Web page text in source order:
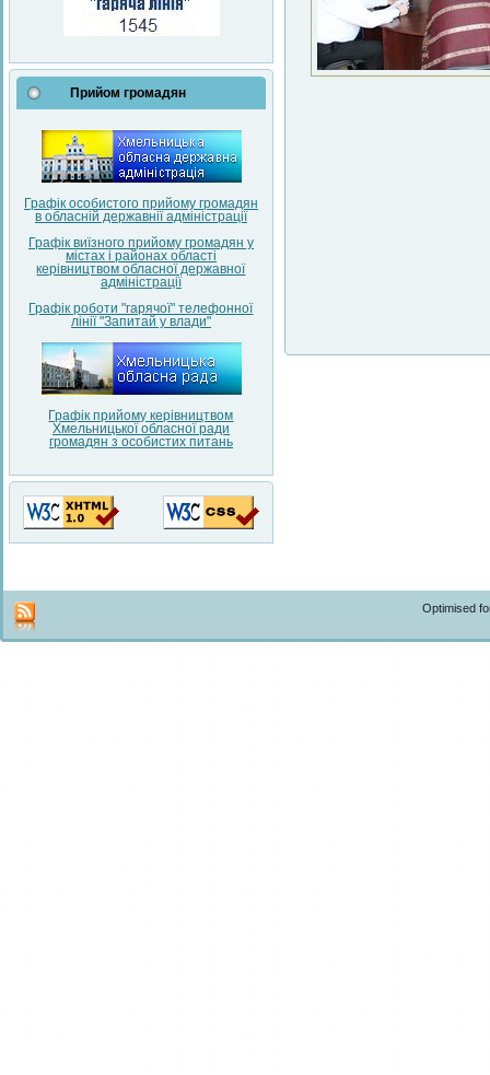
Прийом громадян
Графік особистого прийому громадян
в обласній державнії адміністрації
Графік виїзного прийому громадян у
містах і районах області
керівництвом обласної державної
адміністрації
Графік роботи "гарячої" телефонної
лінії "Запитай у влади"
Графік прийому керівництвом
Хмельницької обласної ради
громадян з особистих питань
Optimised